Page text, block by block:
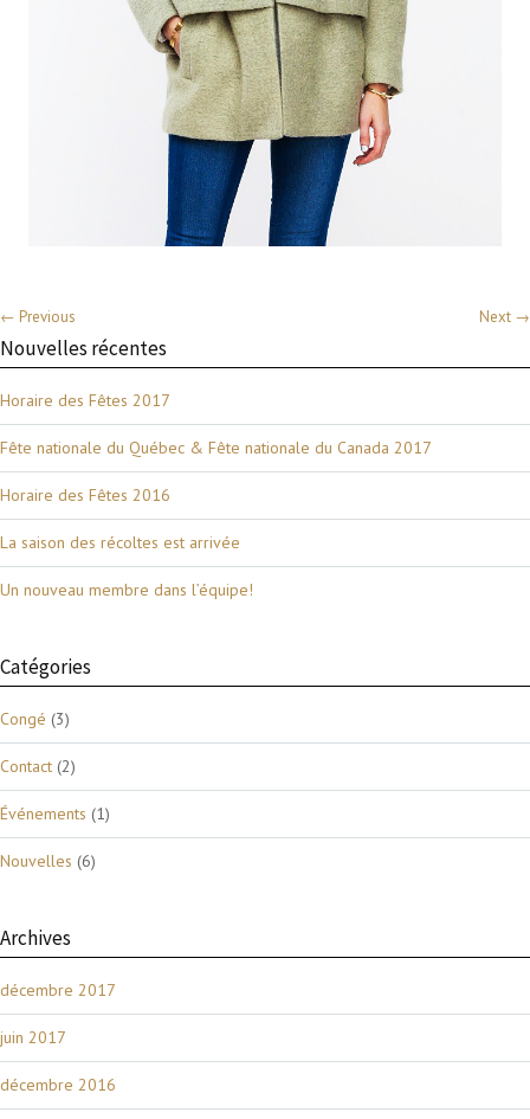
← Previous Next →
Nouvelles récentes
Horaire des Fêtes 2017
Fête nationale du Québec & Fête nationale du Canada 2017
Horaire des Fêtes 2016
La saison des récoltes est arrivée
Un nouveau membre dans l’équipe!
Catégories
Congé (3)
Contact (2)
Événements (1)
Nouvelles (6)
Archives
décembre 2017
juin 2017
décembre 2016